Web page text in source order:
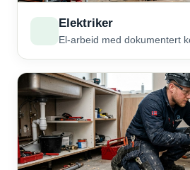
Elektriker
El-arbeid med dokumentert